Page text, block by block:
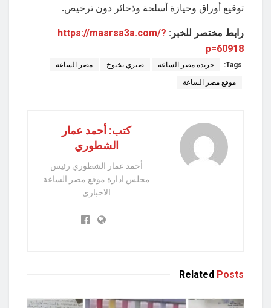
توقيع أوراق وحيازة أسلحة وذخائر دون ترخيص.
رابط مختصر للخبر: https://masrsa3a.com/?
p=60918
Tags: جريدة مصر الساعة صبري نخنوخ مصر الساعة
موقع مصر الساعة
كتب: أحمد عمار
الشطوري
أحمد عمار الشطوري رئيس
مجلس ادارة موقع مصر الساعة
الاخباري
Related Posts